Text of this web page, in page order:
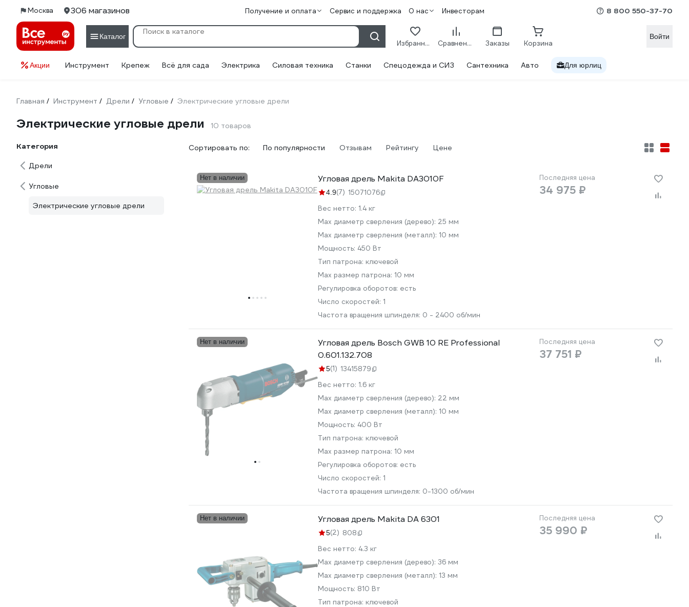
Москва 306 магазинов Получение и оплата Сервис и поддержка О нас Инвесторам 8 800 550-37-70
Каталог
Избранное Сравнение Заказы Корзина
Войти
Акции Инструмент Крепеж Всё для сада Электрика Силовая техника Станки Спецодежда и СИЗ Сантехника Авто Для юрлиц
Главная / Инструмент / Дрели / Угловые / Электрические угловые дрели
Электрические угловые дрели 10 товаров
Категория
Дрели
Угловые
Электрические угловые дрели
Сортировать по: По популярности Отзывам Рейтингу Цене
Нет в наличии Угловая дрель Makita DA3010F
4.9(7) 15071076
Вес нетто: 1.4 кг
Мах диаметр сверления (дерево): 25 мм
Max диаметр сверления (металл): 10 мм
Мощность: 450 Вт
Тип патрона: ключевой
Max размер патрона: 10 мм
Регулировка оборотов: есть
Число скоростей: 1
Частота вращения шпинделя: 0 - 2400 об/мин
Последняя цена
34 975 ₽
Нет в наличии
Угловая дрель Bosch GWB 10 RE Professional
0.601.132.708
5(1) 13415879
Вес нетто: 1.6 кг
Мах диаметр сверления (дерево): 22 мм
Max диаметр сверления (металл): 10 мм
Мощность: 400 Вт
Тип патрона: ключевой
Max размер патрона: 10 мм
Регулировка оборотов: есть
Число скоростей: 1
Частота вращения шпинделя: 0-1300 об/мин
Последняя цена
37 751 ₽
Нет в наличии Угловая дрель Makita DA 6301
5(2) 808
Вес нетто: 4.3 кг
Мах диаметр сверления (дерево): 36 мм
Max диаметр сверления (металл): 13 мм
Мощность: 810 Вт
Тип патрона: ключевой
Последняя цена
35 990 ₽